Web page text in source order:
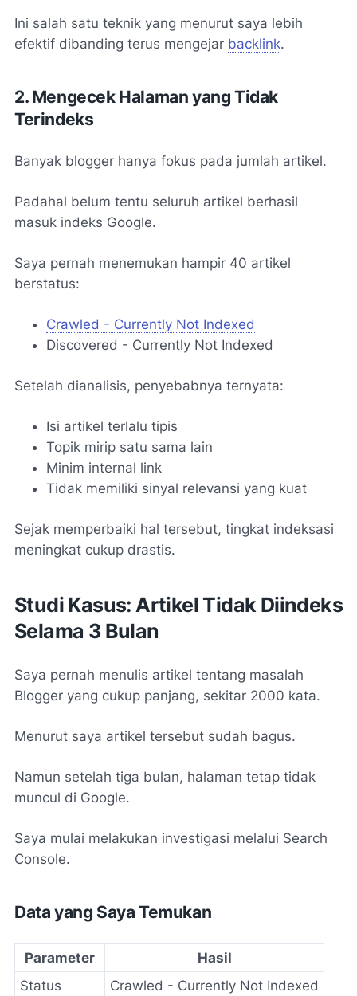
Ini salah satu teknik yang menurut saya lebih
efektif dibanding terus mengejar backlink.
2. Mengecek Halaman yang Tidak
Terindeks
Banyak blogger hanya fokus pada jumlah artikel.
Padahal belum tentu seluruh artikel berhasil
masuk indeks Google.
Saya pernah menemukan hampir 40 artikel
berstatus:
Crawled - Currently Not Indexed
Discovered - Currently Not Indexed
Setelah dianalisis, penyebabnya ternyata:
Isi artikel terlalu tipis
Topik mirip satu sama lain
Minim internal link
Tidak memiliki sinyal relevansi yang kuat
Sejak memperbaiki hal tersebut, tingkat indeksasi
meningkat cukup drastis.
Studi Kasus: Artikel Tidak Diindeks
Selama 3 Bulan
Saya pernah menulis artikel tentang masalah
Blogger yang cukup panjang, sekitar 2000 kata.
Menurut saya artikel tersebut sudah bagus.
Namun setelah tiga bulan, halaman tetap tidak
muncul di Google.
Saya mulai melakukan investigasi melalui Search
Console.
Data yang Saya Temukan
Parameter
Hasil
Status
Crawled - Currently Not Indexed